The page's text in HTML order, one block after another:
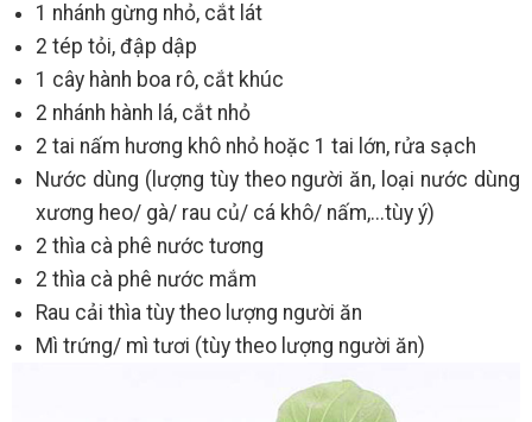
1 nhánh gừng nhỏ, cắt lát
2 tép tỏi, đập dập
1 cây hành boa rô, cắt khúc
2 nhánh hành lá, cắt nhỏ
2 tai nấm hương khô nhỏ hoặc 1 tai lớn, rửa sạch
Nước dùng (lượng tùy theo người ăn, loại nước dùng
xương heo/ gà/ rau củ/ cá khô/ nấm,...tùy ý)
2 thìa cà phê nước tương
2 thìa cà phê nước mắm
Rau cải thìa tùy theo lượng người ăn
Mì trứng/ mì tươi (tùy theo lượng người ăn)